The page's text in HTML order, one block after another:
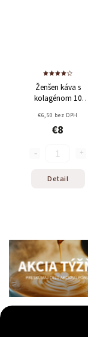
Ženšen káva s
kolagénom 10
zdroj esenciálnych
aminokyselín
€6,50 bez DPH
€8
Detail